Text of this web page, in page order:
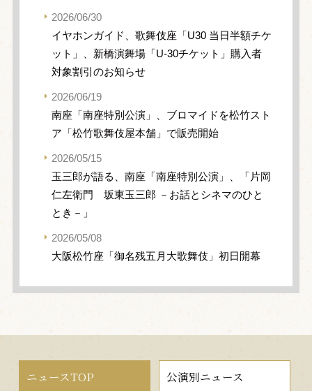
2026/06/30
イヤホンガイド、歌舞伎座「U30 当日半額チケ
ット」、新橋演舞場「U-30チケット」購入者
対象割引のお知らせ
2026/06/19
南座「南座特別公演」、ブロマイドを松竹スト
ア「松竹歌舞伎屋本舗」で販売開始
2026/05/15
玉三郎が語る、南座「南座特別公演」、「片岡
仁左衛門 坂東玉三郎 －お話とシネマのひと
とき－」
2026/05/08
大阪松竹座「御名残五月大歌舞伎」初日開幕
ニュースTOP 公演別ニュース